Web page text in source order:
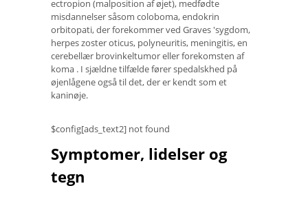
ectropion (malposition af øjet), medfødte
misdannelser såsom coloboma, endokrin
orbitopati, der forekommer ved Graves 'sygdom,
herpes zoster oticus, polyneuritis, meningitis, en
cerebellær brovinkeltumor eller forekomsten af ​​
koma . I sjældne tilfælde fører spedalskhed på
øjenlågene også til det, der er kendt som et
kaninøje.
$config[ads_text2] not found
Symptomer, lidelser og
tegn